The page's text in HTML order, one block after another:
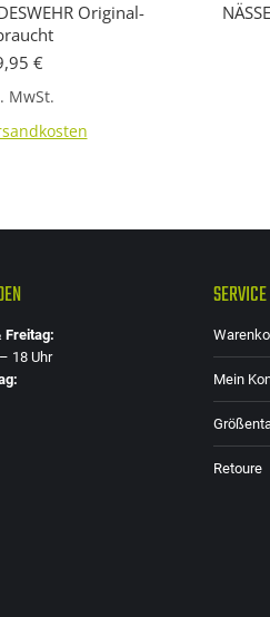
weist
auf
Original-
€
MwSt.
Freitag:
18 Uhr
SERVICE
Mein
Retoure